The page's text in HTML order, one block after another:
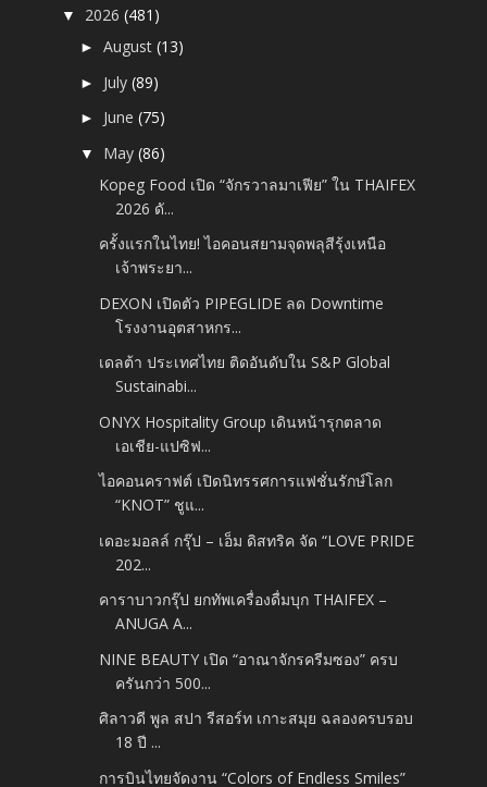
▼ 2026(481)
►August(13)
► July(89)
► June(75)
▼ May(86)
Kopeg Food เปิด “จักรวาลมาเฟีย” ใน THAIFEX
2026 ดั...
ครั้งแรกในไทย! ไอคอนสยามจุดพลุสีรุ้งเหนือ
เจ้าพระยา...
DEXON เปิดตัว PIPEGLIDE ลด Downtime
โรงงานอุตสาหกร...
เดลต้า ประเทศไทย ติดอันดับใน S&P Global
Sustainabi...
ONYX Hospitality Group เดินหน้ารุกตลาด
เอเชีย-แปซิฟ...
ไอคอนคราฟต์ เปิดนิทรรศการแฟชั่นรักษ์โลก
“KNOT” ชูแ...
เดอะมอลล์ กรุ๊ป – เอ็ม ดิสทริค จัด “LOVE PRIDE
202...
คาราบาวกรุ๊ป ยกทัพเครื่องดื่มบุก THAIFEX –
ANUGA A...
NINE BEAUTY เปิด “อาณาจักรครีมซอง” ครบ
ครันกว่า 500...
ศิลาวดี พูล สปา รีสอร์ท เกาะสมุย ฉลองครบรอบ
18 ปี ...
การบินไทยจัดงาน “Colors of Endless Smiles”